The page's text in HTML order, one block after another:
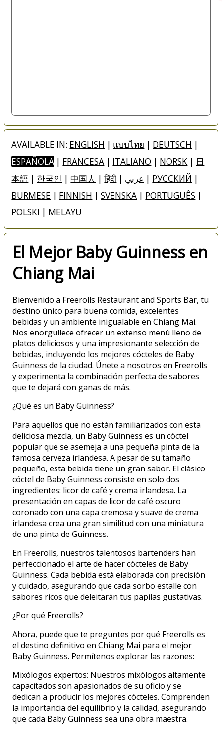
AVAILABLE IN: ENGLISH | แบบไทย | DEUTSCH |
ESPAÑOLA | FRANCESA | ITALIANO | NORSK | 日
本語 | 한국인 | 中国人 |हिंदी | عربي | РУССКИЙ |
BURMESE | FINNISH |SVENSKA | PORTUGUÊS |
POLSKI | MELAYU
El Mejor Baby Guinness en
Chiang Mai
Bienvenido a Freerolls Restaurant and Sports Bar, tu
destino único para buena comida, excelentes
bebidas y un ambiente inigualable en Chiang Mai.
Nos enorgullece ofrecer un extenso menú lleno de
platos deliciosos y una impresionante selección de
bebidas, incluyendo los mejores cócteles de Baby
Guinness de la ciudad. Únete a nosotros en Freerolls
y experimenta la combinación perfecta de sabores
que te dejará con ganas de más.
¿Qué es un Baby Guinness?
Para aquellos que no están familiarizados con esta
deliciosa mezcla, un Baby Guinness es un cóctel
popular que se asemeja a una pequeña pinta de la
famosa cerveza irlandesa. A pesar de su tamaño
pequeño, esta bebida tiene un gran sabor. El clásico
cóctel de Baby Guinness consiste en solo dos
ingredientes: licor de café y crema irlandesa. La
presentación en capas de licor de café oscuro
coronado con una capa cremosa y suave de crema
irlandesa crea una gran similitud con una miniatura
de una pinta de Guinness.
En Freerolls, nuestros talentosos bartenders han
perfeccionado el arte de hacer cócteles de Baby
Guinness. Cada bebida está elaborada con precisión
y cuidado, asegurando que cada sorbo estalle con
sabores ricos que deleitarán tus papilas gustativas.
¿Por qué Freerolls?
Ahora, puede que te preguntes por qué Freerolls es
el destino definitivo en Chiang Mai para el mejor
Baby Guinness. Permítenos explorar las razones:
Mixólogos expertos: Nuestros mixólogos altamente
capacitados son apasionados de su oficio y se
dedican a producir los mejores cócteles. Comprenden
la importancia del equilibrio y la calidad, asegurando
que cada Baby Guinness sea una obra maestra.